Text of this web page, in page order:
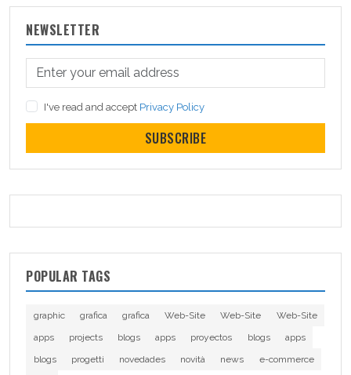
NEWSLETTER
I've read and accept Privacy Policy
SUBSCRIBE
POPULAR TAGS
graphic grafica grafica Web-Site Web-Site
Web-Site
apps
projects blogs apps proyectos blogs
apps
blogs
progetti novedades novità news
e-commerce